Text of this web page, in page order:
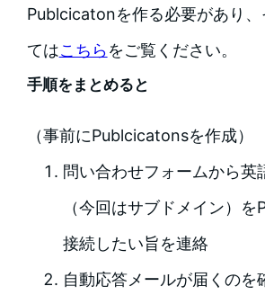
Publcicatonを作る必要があり
てはこちらをご覧ください。
手順をまとめると
（事前にPublcicatonsを作成）
問い合わせフォームから英
（今回はサブドメイン）
接続したい旨を連絡
自動応答メールが届くのを